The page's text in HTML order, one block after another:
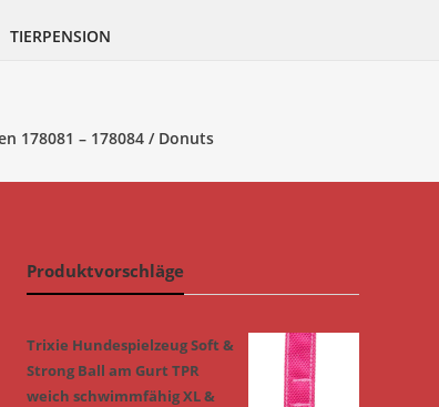
TIERPENSION
178081 – 178084 / Donuts
Produktvorschläge
Trixie Hundespielzeug Soft &
Strong Ball am Gurt TPR
weich schwimmfähig XL &